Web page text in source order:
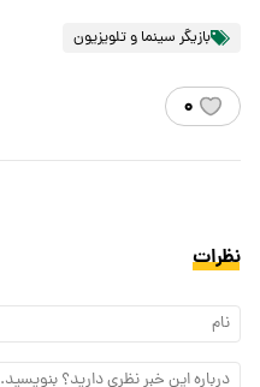
بازیگر سینما و تلویزیون
۰
نظرات